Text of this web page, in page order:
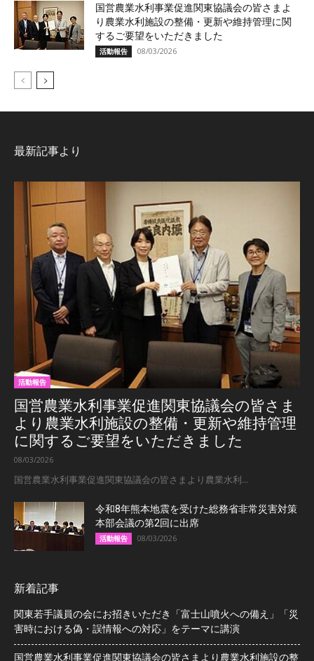
国営農業水利事業促進関東協議会の皆さまよ
り農業水利施設の整備・更新や維持管理に関
するご要望をいただきました
活動報告 08/03/2026
最新記事より
活動報告
国営農業水利事業促進関東協議会の皆さま
より農業水利施設の整備・更新や維持管理
に関するご要望をいただきました
08/03/2026
国営農業水利事業促進関東協議会の皆さまより農業水利...
令和8年熊本地震を受けた総務省非常災害対策
本部会議の第2回に出席
活動報告 08/03/2026
新着記事
関東若手議員の会にお招きいただき「富士山噴火への備え」「災
害時における偽・誤情報への対応」をテーマに講演
国営農業水利事業促進関東協議会の皆さまより農業水利施設の整